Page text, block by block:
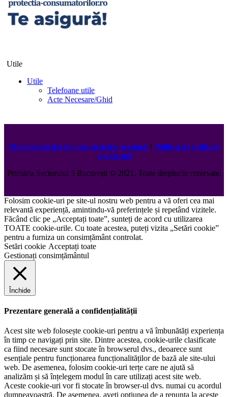
Utile
Utile
Telefoane utile
Acte Necesare/Ghid
Prelucrarea datelor cu caracter personal | Politica de utilizare
cookie-uri
Primăria Sectorului 5 București ©️2021. Toate drepturile rezervate.
Folosim cookie-uri pe site-ul nostru web pentru a vă oferi cea mai
relevantă experiență, amintindu-vă preferințele și repetând vizitele.
Făcând clic pe „Acceptați toate”, sunteți de acord cu utilizarea
TOATE cookie-urile. Cu toate acestea, puteți vizita „Setări cookie”
pentru a furniza un consimțământ controlat.
Setări cookie Acceptați toate
Gestionați consimțământul
Închide
Prezentare generală a confidențialității
Acest site web folosește cookie-uri pentru a vă îmbunătăți experiența
în timp ce navigați prin site. Dintre acestea, cookie-urile clasificate
ca fiind necesare sunt stocate în browserul dvs., deoarece sunt
esențiale pentru funcționarea funcționalităților de bază ale site-ului
web. De asemenea, folosim cookie-uri terțe care ne ajută să
analizăm și să înțelegem modul în care utilizați acest site web.
Aceste cookie-uri vor fi stocate în browser-ul dvs. numai cu acordul
dumneavoastră. De asemenea, aveți opțiunea de a renunța la aceste